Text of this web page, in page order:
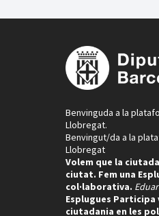
Benvinguda a la
Llobregat.
Benvingut/da a la
Llobregat
Volem que la
ciutat. Fem una
col·laborativa.
Esplugues
ciutadania en les